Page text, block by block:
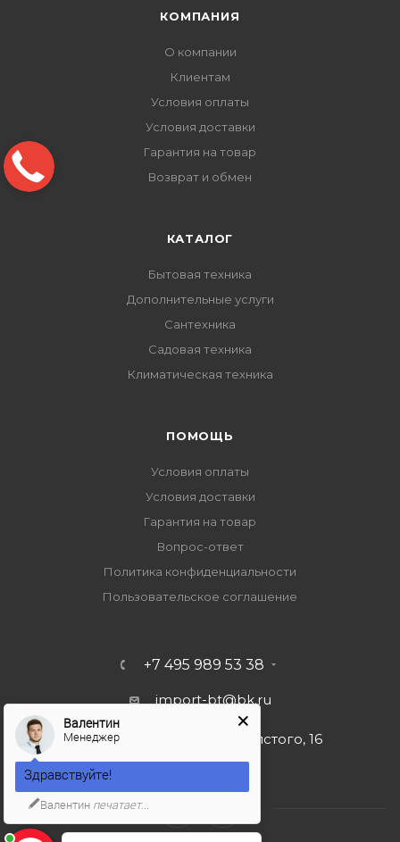
КОМПАНИЯ
О компании
Клиентам
Условия оплаты
Условия доставки
Гарантия на товар
Возврат и обмен
КАТАЛОГ
Бытовая техника
Дополнительные услуги
Сантехника
Садовая техника
Климатическая техника
ПОМОЩЬ
Условия оплаты
Условия доставки
Гарантия на товар
Вопрос-ответ
Политика конфиденциальности
Пользовательское соглашение
+7 495 989 53 38
import-bt@bk.ru
г. Москва, ул. Льва Толстого, 16
Валентин
Менеджер
Здравствуйте!
Валентин печатает...